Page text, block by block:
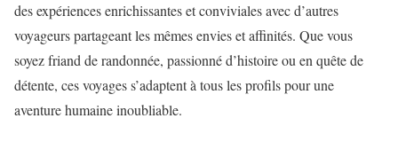
des expériences enrichissantes et conviviales avec d’autres
voyageurs partageant les mêmes envies et affinités. Que vous
soyez friand de randonnée, passionné d’histoire ou en quête de
détente, ces voyages s’adaptent à tous les profils pour une
aventure humaine inoubliable.